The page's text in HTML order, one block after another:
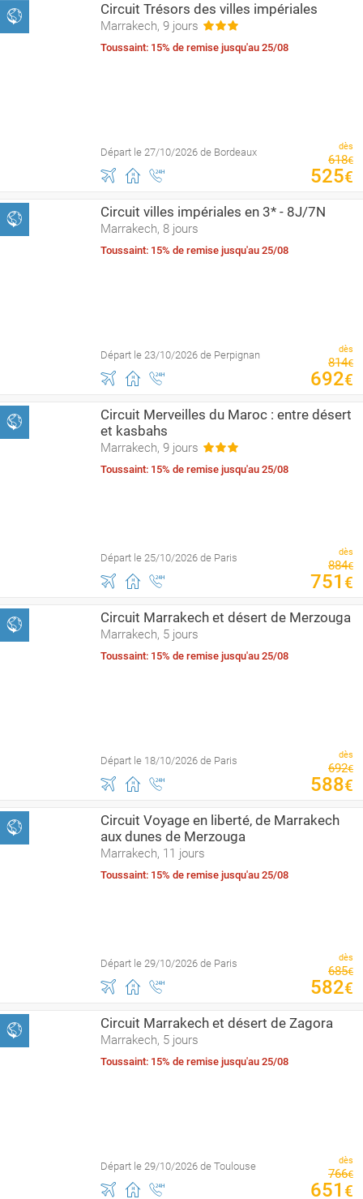
Circuit Trésors des villes impériales
Marrakech, 9 jours
Toussaint: 15% de remise jusqu'au 25/08
Départ le 27/10/2026 de Bordeaux dès
618€
525€
Circuit villes impériales en 3* - 8J/7N
Marrakech, 8 jours
Toussaint: 15% de remise jusqu'au 25/08
Départ le 23/10/2026 de Perpignan dès
814€
692€
Circuit Merveilles du Maroc : entre désert
et kasbahs
Marrakech, 9 jours
Toussaint: 15% de remise jusqu'au 25/08
Départ le 25/10/2026 de Paris dès
884€
751 €
Circuit Marrakech et désert de Merzouga
Marrakech, 5 jours
Toussaint: 15% de remise jusqu'au 25/08
Départ le 18/10/2026 de Paris dès
692€
588€
Circuit Voyage en liberté, de Marrakech
aux dunes de Merzouga
Marrakech, 11 jours
Toussaint: 15% de remise jusqu'au 25/08
Départ le 29/10/2026 de Paris dès
685€
582€
Circuit Marrakech et désert de Zagora
Marrakech, 5 jours
Toussaint: 15% de remise jusqu'au 25/08
Départ le 29/10/2026 de Toulouse dès
766€
651 €